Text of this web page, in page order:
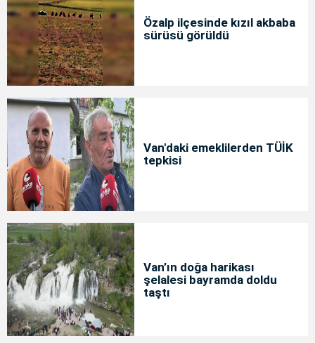
Özalp ilçesinde kızıl akbaba
sürüsü görüldü
Van'daki emeklilerden TÜİK
tepkisi
Van’ın doğa harikası
şelalesi bayramda doldu
taştı